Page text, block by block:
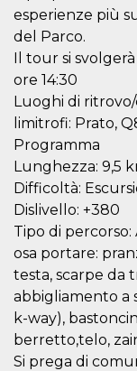
esperienze più
del Parco.
Il tour si
ore 14:30
Luoghi di
limitrofi: Prato,
Programma
Lunghezza: 9,5
Difficoltà:
Dislivello: +380
Tipo di
osa portare:
testa, scarpe da
abbigliamento a
k-way),
berretto,telo,
Si prega di
Storage
Nome